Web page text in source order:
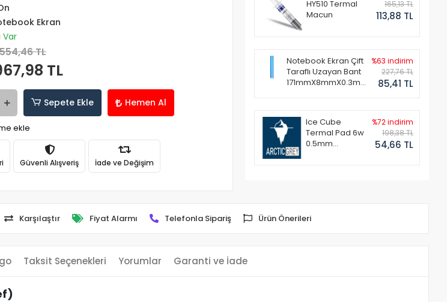
Ekran
Var
TL
TL
Sepete Ekle Hemen Al
ekle
Güvenli Alışveriş İade ve Değişim
HY510 Termal
Macun
165,13 TL
113,88 TL
Notebook Ekran Çift
Taraflı Uzayan Bant
171mmX8mmX0.3mm
%63 indirim
227,76 TL
85,41 TL
Ice Cube
Termal Pad 6w
0.5mm
%72 indirim
198,38 TL
54,66 TL
Karşılaştır Fiyat Alarmı Telefonla Sipariş Ürün Önerileri
Taksit Seçenekleri Yorumlar Garanti ve İade